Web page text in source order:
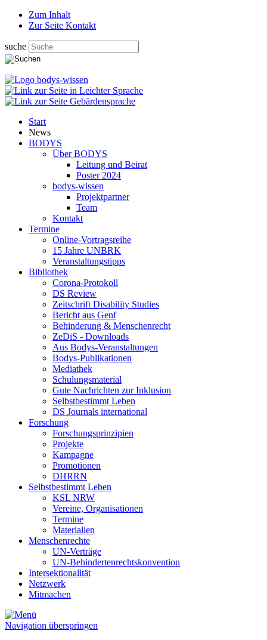
Zum Inhalt
Zur Seite Kontakt
suche
Start
News
BODYS
Über BODYS
Leitung und Beirat
Poster 2024
bodys-wissen
Projektpartner
Team
Kontakt
Termine
Online-Vortragsreihe
15 Jahre UNBRK
Veranstaltungstipps
Bibliothek
Corona-Protokoll
DS Review
Zeitschrift Disability Studies
Bericht aus Genf
Behinderung & Menschenrecht
ZeDiS - Downloads
Aus Bodys-Veranstaltungen
Bodys-Publikationen
Mediathek
Schulungsmaterial
Gute Nachrichten zur Inklusion
Selbstbestimmt Leben
DS Journals international
Forschung
Forschungsprinzipien
Projekte
Kampagne
Promotionen
DHRRN
Selbstbestimmt Leben
KSL NRW
Vereine, Organisationen
Termine
Materialien
Menschenrechte
UN-Verträge
UN-Behindertenrechtskonvention
Intersektionalität
Netzwerk
Mitmachen
Navigation überspringen